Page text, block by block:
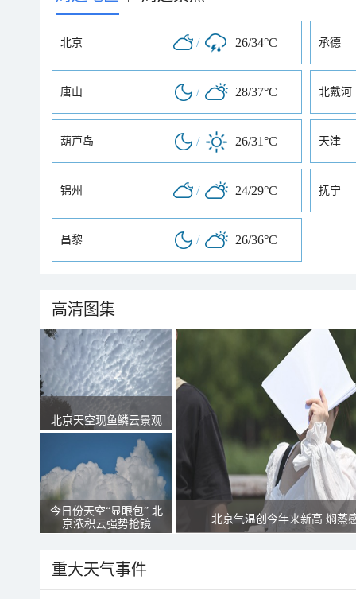
北京 / 26/34°C 承德
唐山 / 28/37°C 北戴河
葫芦岛 / 26/31°C 天津
锦州 / 24/29°C 抚宁
昌黎 / 26/36°C
高清图集
北京天空现鱼鳞云景观
今日份天空“显眼包” 北
京浓积云强势抢镜
北京气温创今年来新高 焖蒸
重大天气事件